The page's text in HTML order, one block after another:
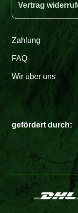
Vertrag
Zahlung
FAQ
Wir über uns
gefördert durch: